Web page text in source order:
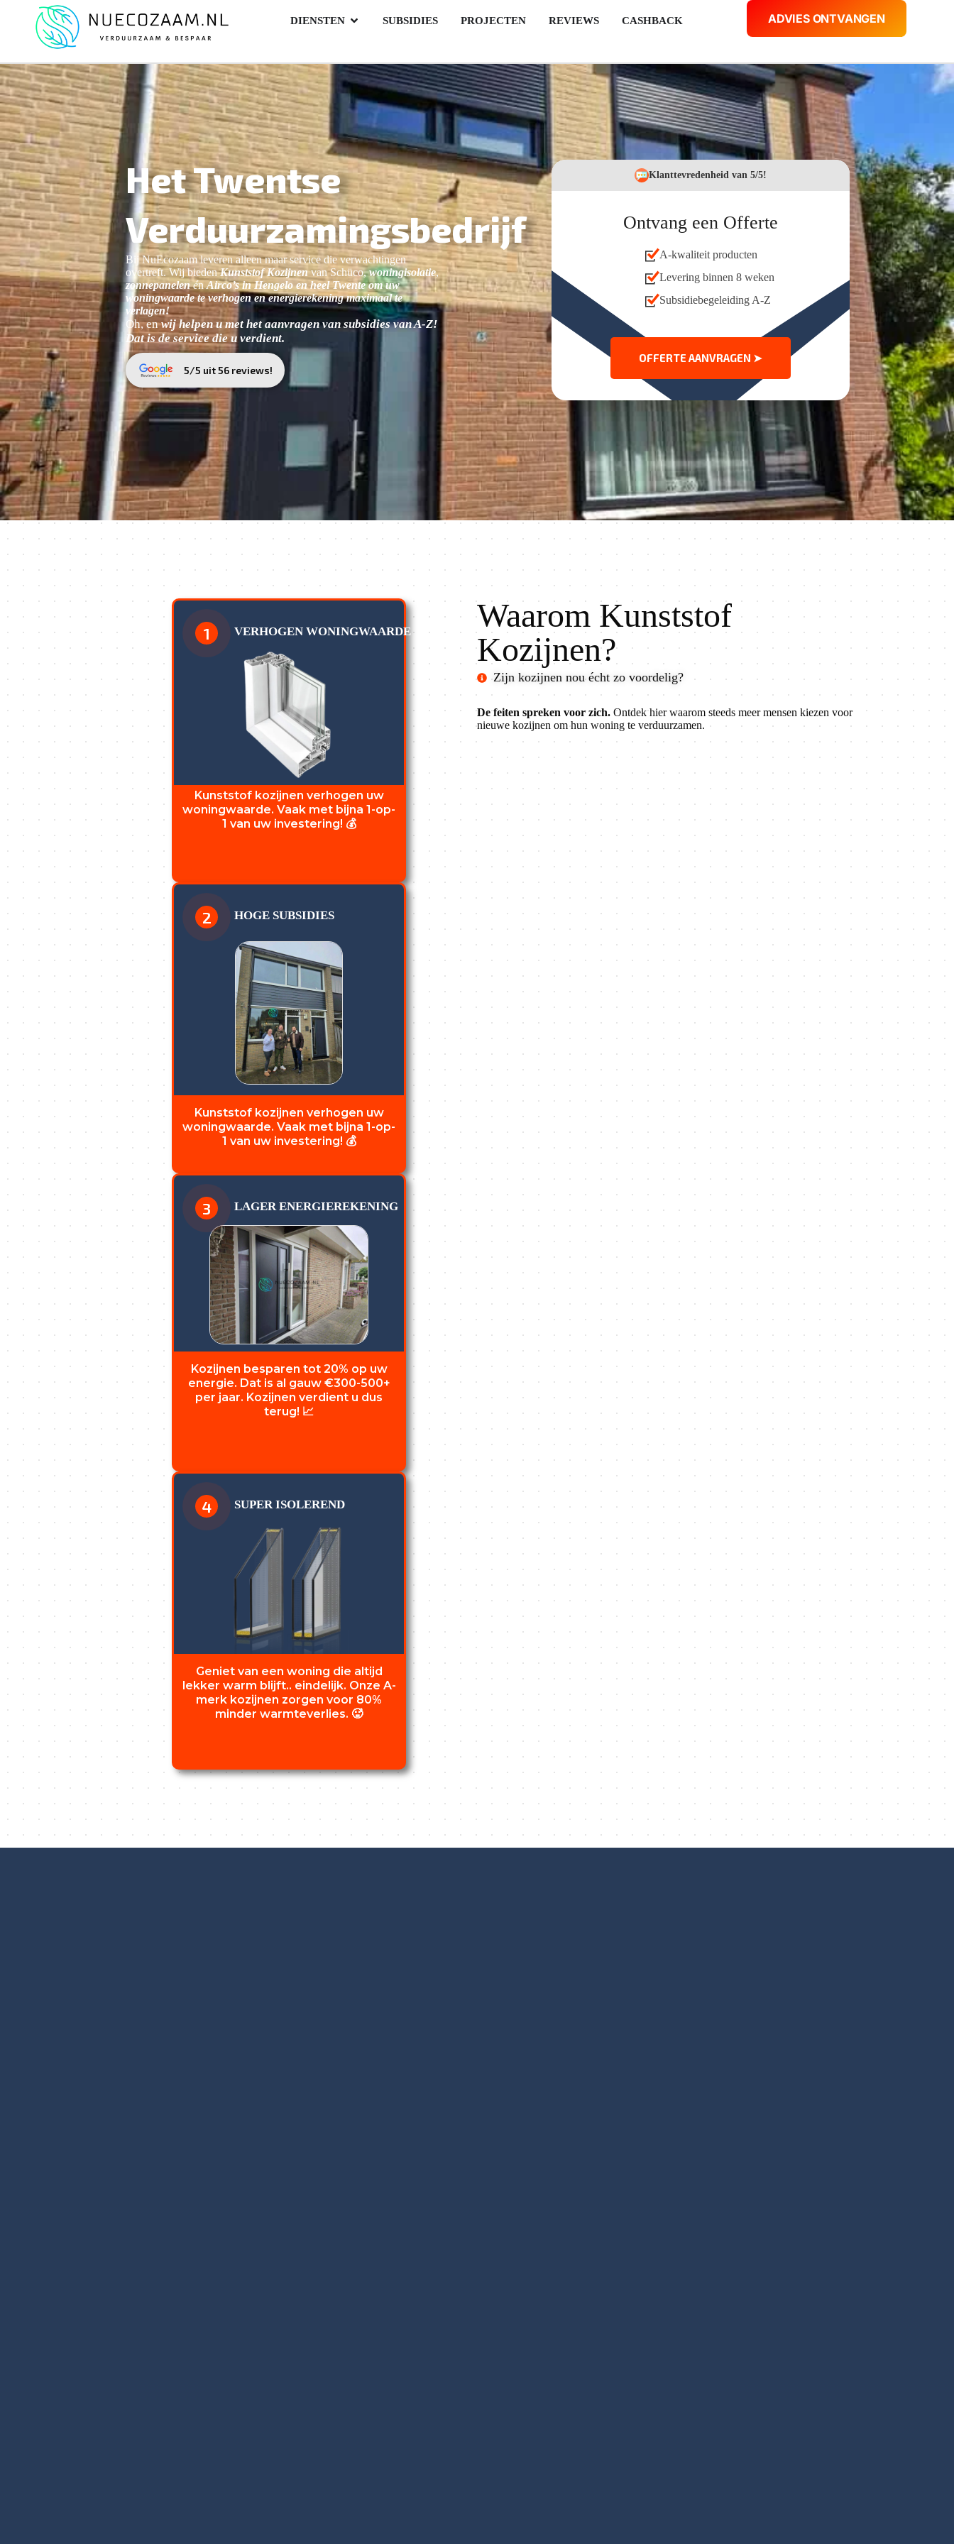
DIENSTEN SUBSIDIES PROJECTEN REVIEWS CASHBACK ADVIES ONTVANGEN
Het Twentse
Verduurzamingsbedrijf
Bij NuEcozaam leveren alleen maar service die verwachtingen
overtreft. Wij biedenKunststof Kozijnenvan Schüco,woningisolatie,
zonnepanelenénAirco’sin Hengelo en heel Twente om uw
woningwaarde te verhogen en energierekening maximaal te
verlagen!
Oh, enwij helpen u met het aanvragen van subsidies van A-Z!
Dat is de service die u verdient.
5/5 uit 56 reviews!
Klanttevredenheid van 5/5!
Ontvang een Offerte
A-kwaliteit producten
Levering binnen 8 weken
Subsidiebegeleiding A-Z
OFFERTE AANVRAGEN ➤
Waarom Kunststof
Kozijnen?
Zijn kozijnen nou écht zo voordelig?
De feiten spreken voor zich. Ontdek hier waarom steeds meer mensen kiezen voor
nieuwe kozijnen om hun woning te verduurzamen.
1 VERHOGEN WONINGWAARDE
Kunststof kozijnen verhogen uw
woningwaarde. Vaak met bijna 1-op-
1 van uw investering! 💰
2 HOGE SUBSIDIES
Kunststof kozijnen verhogen uw
woningwaarde. Vaak met bijna 1-op-
1 van uw investering! 💰
3 LAGER ENERGIEREKENING
Kozijnen besparen tot 20% op uw
energie. Dat is al gauw €300-500+
per jaar. Kozijnen verdient u dus
terug! 📈
4 SUPER ISOLEREND
Geniet van een woning die altijd
lekker warm blijft.. eindelijk. Onze A-
merk kozijnen zorgen voor 80%
minder warmteverlies. 🥵